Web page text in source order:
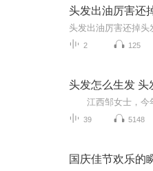
头发出油厉害还
2 125
头发怎么生发 头
39 5148
国庆佳节欢乐的